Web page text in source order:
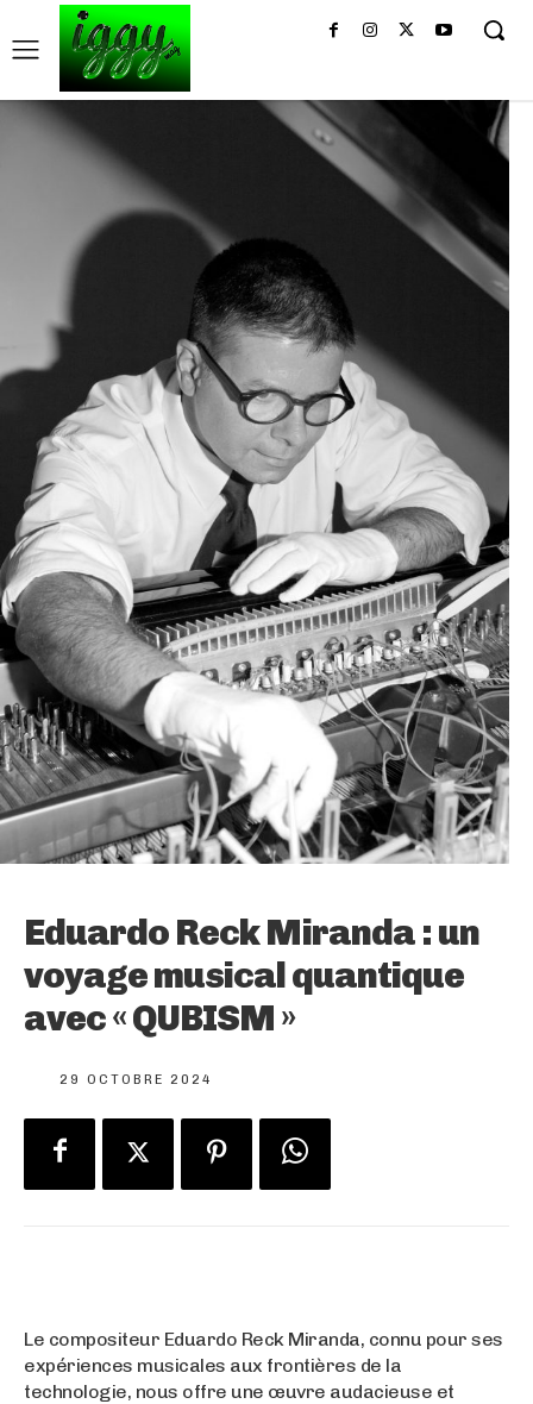
Eduardo Reck Miranda : un
voyage musical quantique
avec « QUBISM »
29 OCTOBRE 2024
Le compositeur Eduardo Reck Miranda, connu pour ses
expériences musicales aux frontières de la
technologie, nous offre une œuvre audacieuse et